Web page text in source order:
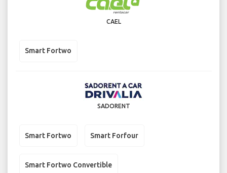
CAEL
Smart Fortwo
SADORENT
Smart Fortwo Smart Forfour
Smart Fortwo Convertible